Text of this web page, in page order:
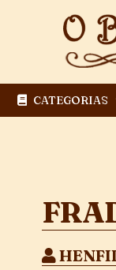
CATEGORIAS